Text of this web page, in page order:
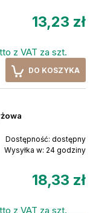
13,23 zł
z VAT za szt.
DO KOSZYKA
Dostępność: dostępny
Wysyłka w: 24 godziny
18,33 zł
z VAT za szt.